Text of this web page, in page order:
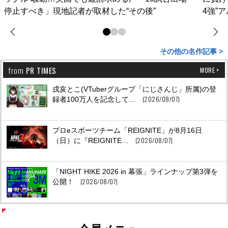
停止すべき」現地記者が取材した“その後”
4強”
その他の名作記事 >
from PR TIMES MORE
戌亥とこ(VTuberグループ「にじさんじ」所属)の登
録者100万人を記念して…
(2026/08/07)
プロeスポーツチーム「REIGNITE」が8月16日
（日）に『REIGNITE…
(2026/08/07)
「NIGHT HIKE 2026 in 幕張」ラインナップ第3弾を
公開！
(2026/08/07)